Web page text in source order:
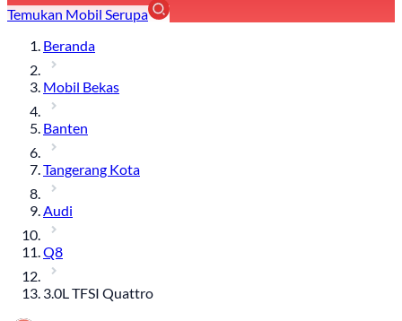
Temukan Mobil Serupa
Beranda
Mobil Bekas
Banten
Tangerang Kota
Audi
Q8
3.0L TFSI Quattro